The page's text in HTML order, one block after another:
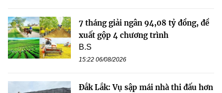
7 tháng giải ngân 94,08 tỷ đồng, đề
xuất gộp 4 chương trình
B.S
15:22 06/08/2026
Đắk Lắk: Vụ sập mái nhà thi đấu hơn